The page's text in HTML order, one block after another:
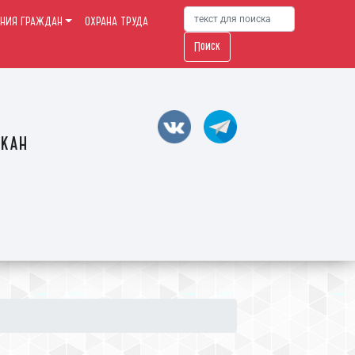
ГРАЖДАН ОХРАНА ТРУДА
Поиск